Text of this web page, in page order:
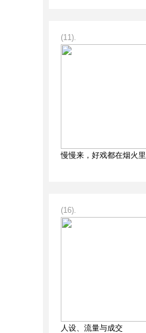
(11).
慢慢来，好戏都在烟火里
(16).
人设、流量与成交